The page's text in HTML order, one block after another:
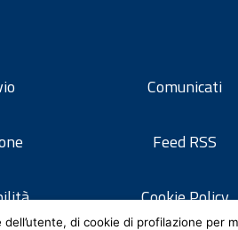
Comunicati
Feed RSS
Cookie Policy
di cookie di profilazione per